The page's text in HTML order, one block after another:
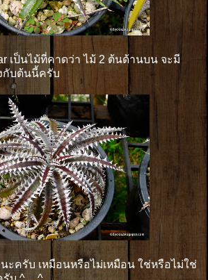
เป็นไม้ที่คาดว่า ไม้ 2 ต้นด้านบน จะมี
กับต้นนี้ครับ
ะครับ เหมือนหรือไม่เหมือน ใช่หรือไม่ใช่